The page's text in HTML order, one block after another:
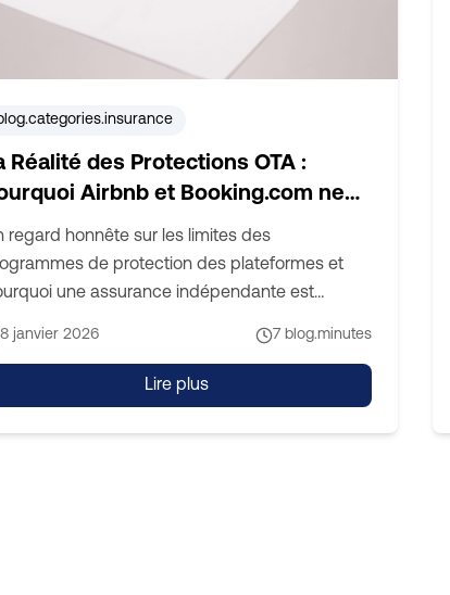
Réalité des Protections OTA :
Airbnb et Booking.com ne
Pas
regard honnête sur les limites des
de protection des plateformes et
une assurance indépendante est
8 janvier 2026 7 blog.minutes
Lire plus